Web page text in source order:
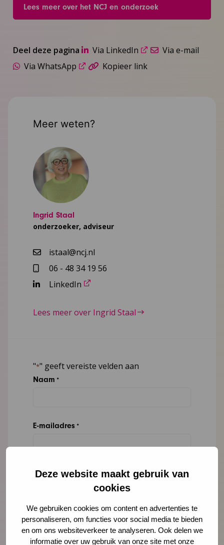
Deze website maakt gebruik van
cookies
We gebruiken cookies om content en advertenties te
personaliseren, om functies voor social media te bieden
en om ons websiteverkeer te analyseren. Ook delen we
informatie over uw gebruik van onze site met onze
Lees meer over het NCJ en onderzoek
Deel deze pagina Via LinkedIn
Via e-mail
Via WhatsApp
Kopieer link
Meer weten?
Ingrid Staal
onderzoeker, adviseur
istaal@ncj.nl
06 - 48 34 19 56
LinkedIn
Lees meer over Ingrid Staal
"*" geeft vereiste velden aan
Naam *
E-mailadres *
Organisatie
Bericht *